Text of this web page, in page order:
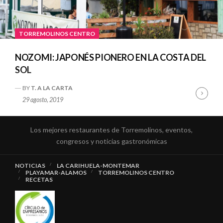
TORREMOLINOS CENTRO
NOZOMI: JAPONÉS PIONERO EN LA COSTA DEL
SOL
BY T. A LA CARTA
29 agosto, 2019
Los mejores restaurantes de Torremolinos, eventos,
congresos y noticias gastronómicas
NOTICIAS
LA CARIHUELA-MONTEMAR
PLAYAMAR-ALAMOS
TORREMOLINOS CENTRO
RECETAS